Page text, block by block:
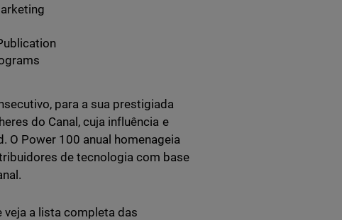
para a sua prestigiada
do Canal, cuja influência e
O Power 100 anual homenageia
de tecnologia com base
veja a lista completa das